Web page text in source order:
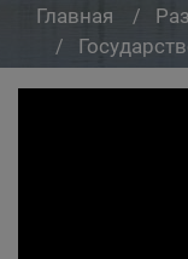
Главная
информируют